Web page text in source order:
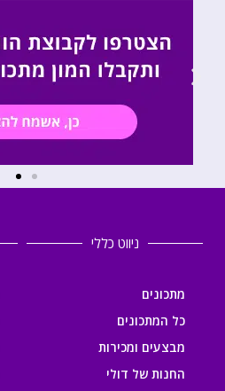
ניווט כללי
מתכונים
כל המתכונים
מבצעים ומכירות
החנות של דולי